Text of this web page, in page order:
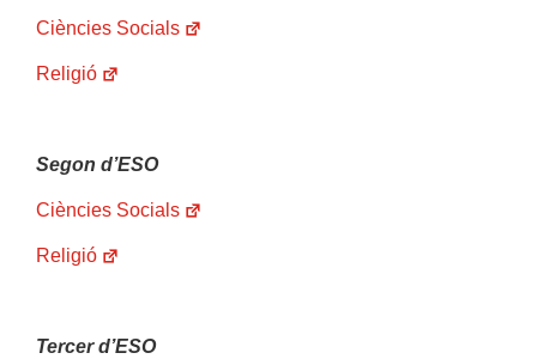
Ciències Socials
Religió
Segon d’ESO
Ciències Socials
Religió
Tercer d’ESO